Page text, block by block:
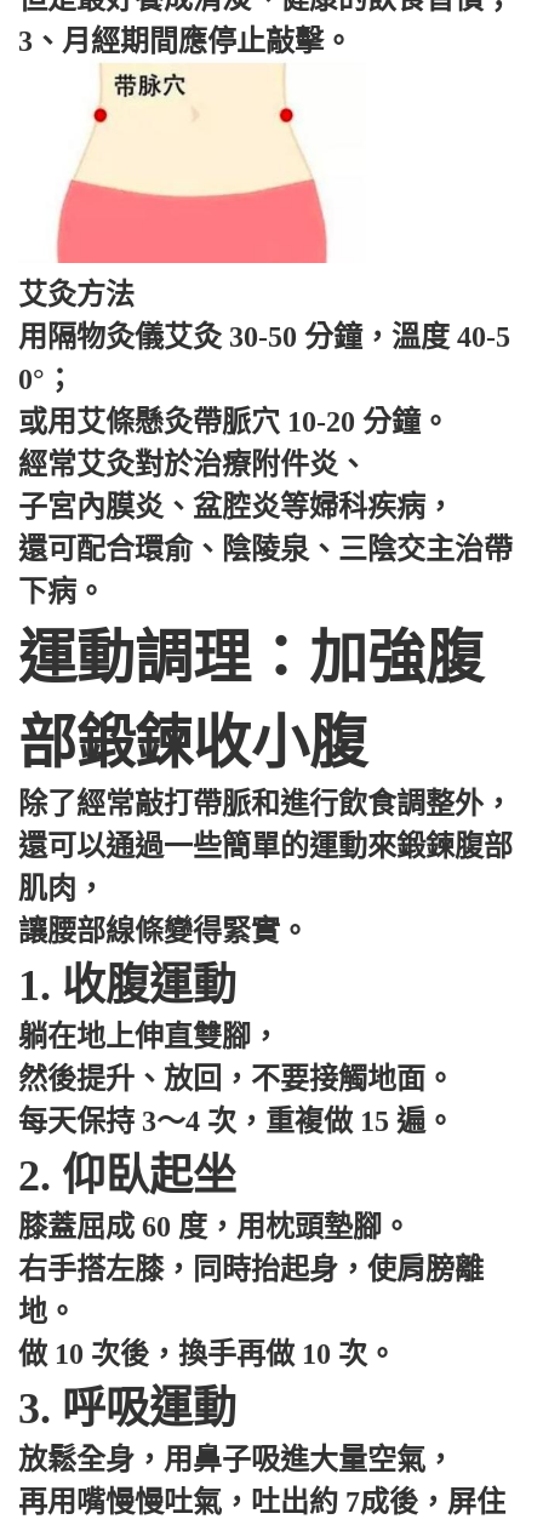
3、月經期間應停止敲擊。
艾灸方法
用隔物灸儀艾灸 30-50 分鐘，溫度 40-5
0°；
或用艾條懸灸帶脈穴 10-20 分鐘。
經常艾灸對於治療附件炎、
子宮內膜炎、盆腔炎等婦科疾病，
還可配合環俞、陰陵泉、三陰交主治帶
下病。
運動調理：加強腹
部鍛鍊收小腹
除了經常敲打帶脈和進行飲食調整外，
還可以通過一些簡單的運動來鍛鍊腹部
肌肉，
讓腰部線條變得緊實。
1. 收腹運動
躺在地上伸直雙腳，
然後提升、放回，不要接觸地面。
每天保持 3～4 次，重複做 15 遍。
2. 仰臥起坐
膝蓋屈成 60 度，用枕頭墊腳。
右手搭左膝，同時抬起身，使肩膀離
地。
做 10 次後，換手再做 10 次。
3. 呼吸運動
放鬆全身，用鼻子吸進大量空氣，
再用嘴慢慢吐氣，吐出約 7成後，屏住